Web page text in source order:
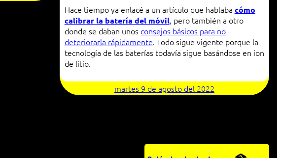
Hace tiempo ya enlacé a un artículo que hablaba cómo
calibrar la batería del móvil, pero también a otro
donde se daban unos consejos básicos para no
deteriorarla rápidamente. Todo sigue vigente porque la
tecnología de las baterías todavía sigue basándose en ion
de litio.
martes 9 de agosto del 2022